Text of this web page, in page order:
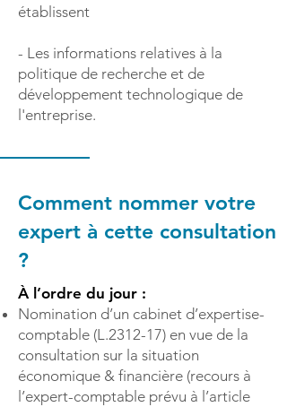
établissent
- Les informations relatives à la
politique de recherche et de
développement technologique de
l'entreprise.
Comment nommer votre
expert à cette consultation
?
À l’ordre du jour :
Nomination d’un cabinet d’expertise-
comptable (L.2312-17) en vue de la
consultation sur la situation
économique & financière (recours à
l’expert-comptable prévu à l’article